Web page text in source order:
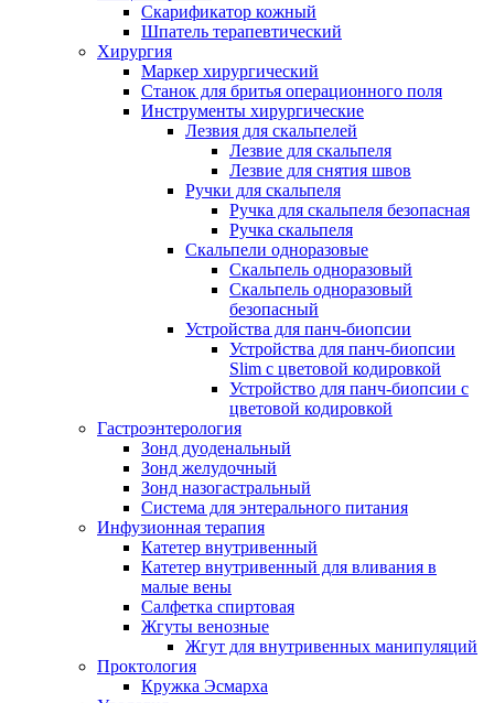
Скарификатор кожный
Шпатель терапевтический
Хирургия
Маркер хирургический
Станок для бритья операционного поля
Инструменты хирургические
Лезвия для скальпелей
Лезвие для скальпеля
Лезвие для снятия швов
Ручки для скальпеля
Ручка для скальпеля безопасная
Ручка скальпеля
Скальпели одноразовые
Скальпель одноразовый
Скальпель одноразовый
безопасный
Устройства для панч-биопсии
Устройства для панч-биопсии
Slim с цветовой кодировкой
Устройство для панч-биопсии с
цветовой кодировкой
Гастроэнтерология
Зонд дуоденальный
Зонд желудочный
Зонд назогастральный
Система для энтерального питания
Инфузионная терапия
Катетер внутривенный
Катетер внутривенный для вливания в
малые вены
Салфетка спиртовая
Жгуты венозные
Жгут для внутривенных манипуляций
Проктология
Кружка Эсмарха